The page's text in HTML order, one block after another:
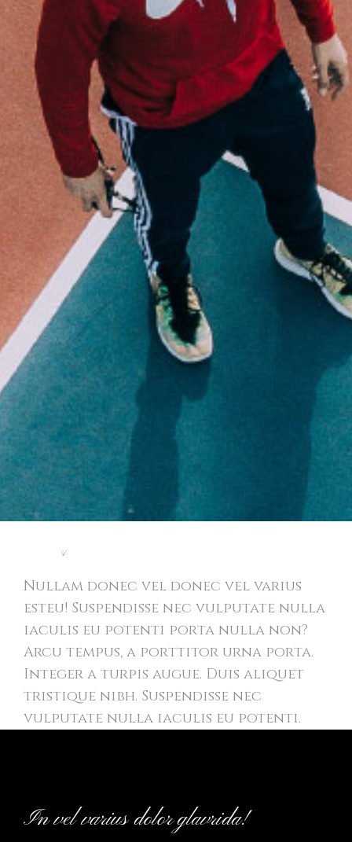
&
Nullam donec vel donec vel varius
esteu! Suspendisse nec vulputate nulla
iaculis eu potenti porta nulla non?
Arcu tempus, a porttitor urna porta.
Integer a turpis augue. Duis aliquet
tristique nibh. Suspendisse nec
vulputate nulla iaculis eu potenti.
In vel varius dolor glavrida!